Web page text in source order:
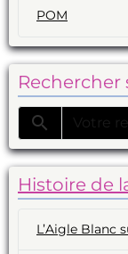
POM
Rechercher
Histoire de
L’Aigle Blanc